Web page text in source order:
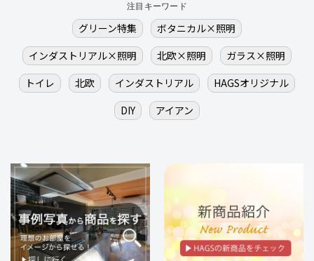
注目キーワード
グリーン特集
ボタニカル×照明
インダストリアル×照明
北欧×照明
ガラス×照明
トイレ
北欧 インダストリアル
HAGSオリジナル
DIY
アイアン